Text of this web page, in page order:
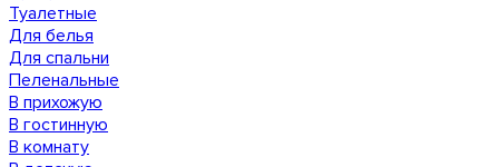
Туалетные
Для белья
Для спальни
Пеленальные
В прихожую
В гостинную
В комнату